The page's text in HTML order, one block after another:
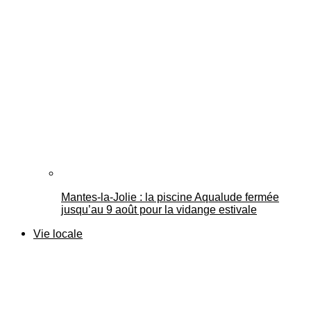
Mantes-la-Jolie : la piscine Aqualude fermée
jusqu’au 9 août pour la vidange estivale
Vie locale